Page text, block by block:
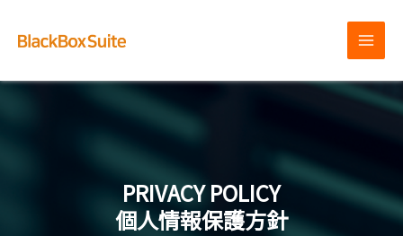
PRIVACY POLICY
個人情報保護方針